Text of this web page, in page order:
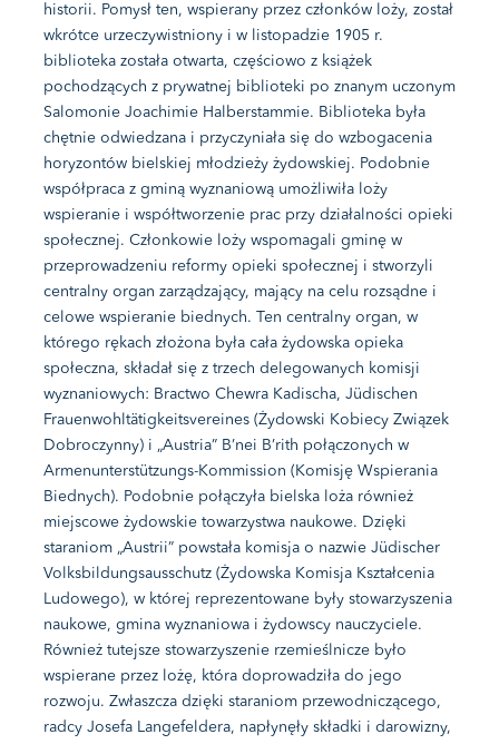
historii. Pomysł ten, wspierany przez członków loży, został
wkrótce urzeczywistniony i w listopadzie 1905 r.
biblioteka została otwarta, częściowo z książek
pochodzących z prywatnej biblioteki po znanym uczonym
Salomonie Joachimie Halberstammie. Biblioteka była
chętnie odwiedzana i przyczyniała się do wzbogacenia
horyzontów bielskiej młodzieży żydowskiej. Podobnie
współpraca z gminą wyznaniową umożliwiła loży
wspieranie i współtworzenie prac przy działalności opieki
społecznej. Członkowie loży wspomagali gminę w
przeprowadzeniu reformy opieki społecznej i stworzyli
centralny organ zarządzający, mający na celu rozsądne i
celowe wspieranie biednych. Ten centralny organ, w
którego rękach złożona była cała żydowska opieka
społeczna, składał się z trzech delegowanych komisji
wyznaniowych: Bractwo Chewra Kadischa, Jüdischen
Frauenwohltätigkeitsvereines (Żydowski Kobiecy Związek
Dobroczynny) i „Austria” B’nei B’rith połączonych w
Armenunterstützungs-Kommission (Komisję Wspierania
Biednych). Podobnie połączyła bielska loża również
miejscowe żydowskie towarzystwa naukowe. Dzięki
staraniom „Austrii” powstała komisja o nazwie Jüdischer
Volksbildungsausschutz (Żydowska Komisja Kształcenia
Ludowego), w której reprezentowane były stowarzyszenia
naukowe, gmina wyznaniowa i żydowscy nauczyciele.
Również tutejsze stowarzyszenie rzemieślnicze było
wspierane przez lożę, która doprowadziła do jego
rozwoju. Zwłaszcza dzięki staraniom przewodniczącego,
radcy Josefa Langefeldera, napłynęły składki i darowizny,